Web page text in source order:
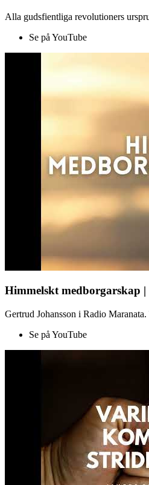
Alla gudsfientliga revolutioners
Se på YouTube
Himmelskt medborgarskap
Gertrud Johansson i Radio
Se på YouTube